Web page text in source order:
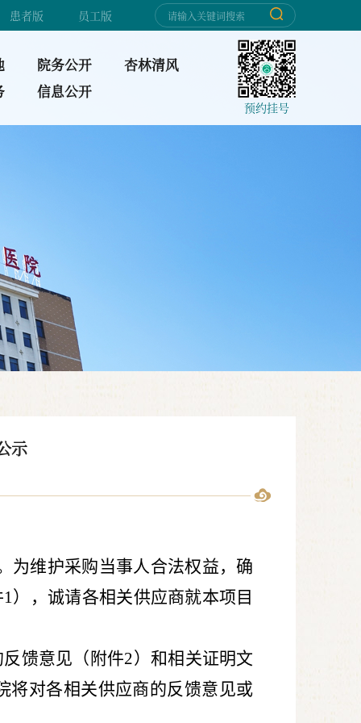
患者版 员工版
院务公开
杏林清风
信息公开
预约挂号
示
为维护采购当事人合法权益，确
1），诚请各相关供应商就本项目
馈意见（附件2）和相关证明文
将对各相关供应商的反馈意见或